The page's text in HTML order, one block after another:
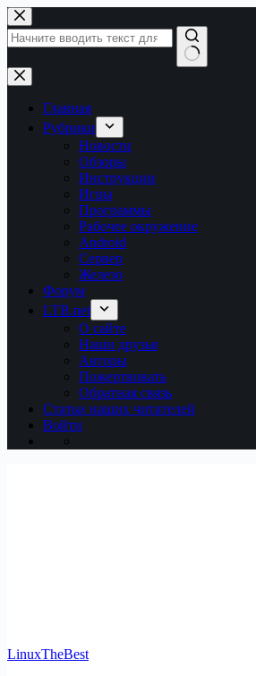
Перейти
к
сути
Ничего
не
найденоГлавная
Рубрики
Новости
Обзоры
Инструкции
Игры
Программы
Рабочее окружение
Android
Сервер
Железо
Форум
LTB.net
О сайте
Наши друзья
Авторы
Пожертвовать
Обратная связь
Статьи наших читателей
Войти
LinuxTheBest